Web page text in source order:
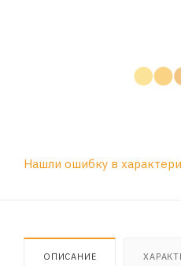
Нашли ошибку в
ОПИСАНИЕ